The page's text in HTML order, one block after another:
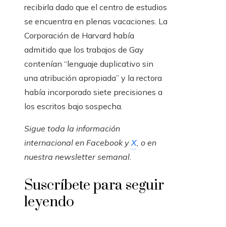
recibirla dado que el centro de estudios
se encuentra en plenas vacaciones. La
Corporación de Harvard había
admitido que los trabajos de Gay
contenían “lenguaje duplicativo sin
una atribución apropiada” y la rectora
había incorporado siete precisiones a
los escritos bajo sospecha.
Sigue toda la información
internacional en FacebookyX, o en
nuestra newsletter semanal.
Suscríbete para seguir
leyendo